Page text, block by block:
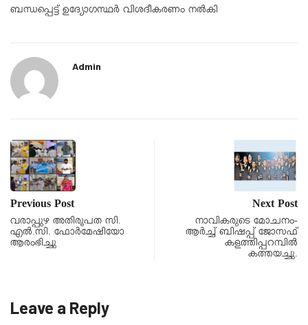
ബന്ധപ്പെട്ട് ഉദ്യോഗസ്ഥർ വിശദീകരണം നൽകി
Admin
Previous Post
വരാപ്പുഴ അതിരൂപത സി.
എൽ.സി. ഫോർമേഷിയോ
ആരംഭിച്ചു
Next Post
നാവികരുടെ മോചനം-
ആർച്ച് ബിഷപ്പ് ജോസഫ്
കളത്തിപ്പറമ്പിൽ
കത്തയച്ചു.
Leave a Reply